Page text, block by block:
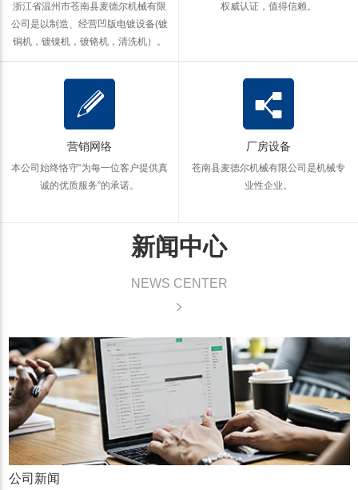
浙江省温州市苍南县麦德尔机械有限
公司是以制造、经营凹版电镀设备(镀
铜机，镀镍机，镀铬机，清洗机）。
权威认证，值得信赖。
营销网络
本公司始终恪守“为每一位客户提供真
诚的优质服务”的承诺。
厂房设备
苍南县麦德尔机械有限公司是机械专
业性企业。
新闻中心
NEWS CENTER
公司新闻